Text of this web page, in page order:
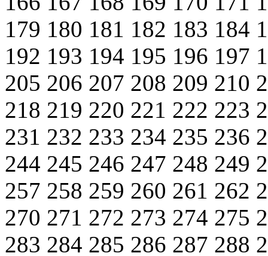
179 180 181 182 183 184
192 193 194 195 196 197
205 206 207 208 209 210
218 219 220 221 222 223
231 232 233 234 235 236
244 245 246 247 248 249
257 258 259 260 261 262
270 271 272 273 274 275
283 284 285 286 287 288